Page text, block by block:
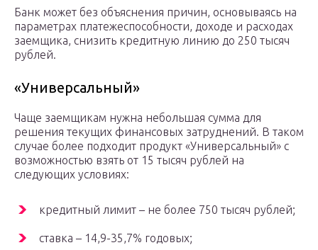
Банк может без объяснения причин, основываясь на
параметрах платежеспособности, доходе и расходах
заемщика, снизить кредитную линию до 250 тысяч
рублей.
«Универсальный»
Чаще заемщикам нужна небольшая сумма для
решения текущих финансовых затруднений. В таком
случае более подходит продукт «Универсальный» с
возможностью взять от 15 тысяч рублей на
следующих условиях:
кредитный лимит – не более 750 тысяч рублей;
ставка – 14,9-35,7% годовых;